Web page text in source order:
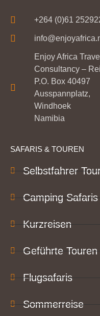
+264 (0)61
Enjoy Africa Travel
Consultancy –
P.O. Box 40497
Ausspannplatz,
Windhoek
Namibia
SAFARIS & TOUREN
Selbstfahrer
Camping Safaris
Kurzreisen
Geführte Touren
Flugsafaris
Sommerreise